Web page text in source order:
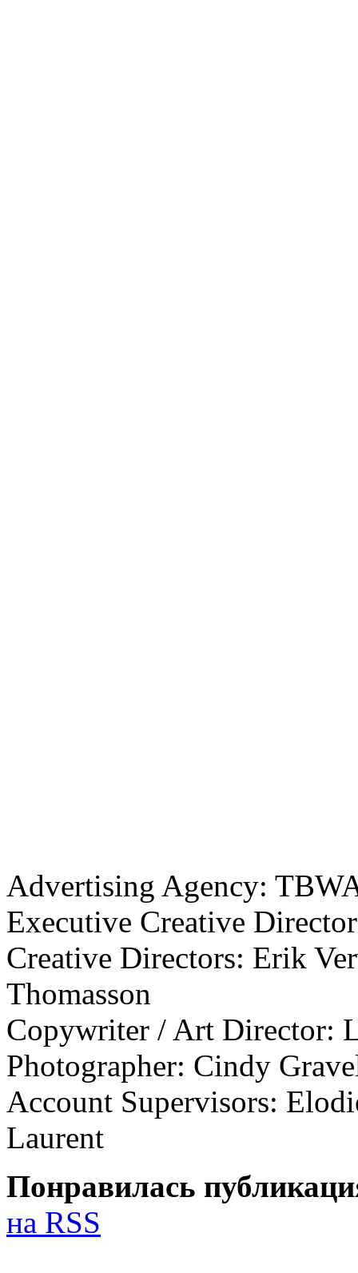
Advertising Agency:
Executive Creative
Creative Directors: Erik
Thomasson
Copywriter / Art Director:
Photographer: Cindy
Account Supervisors:
Laurent
Понравилась
на RSS